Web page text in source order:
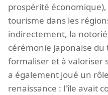
prospérité
tourisme dans les
indirectement, la
cérémonie japonaise du
formaliser et à valoriser
a également joué un
renaissance : l'île avait